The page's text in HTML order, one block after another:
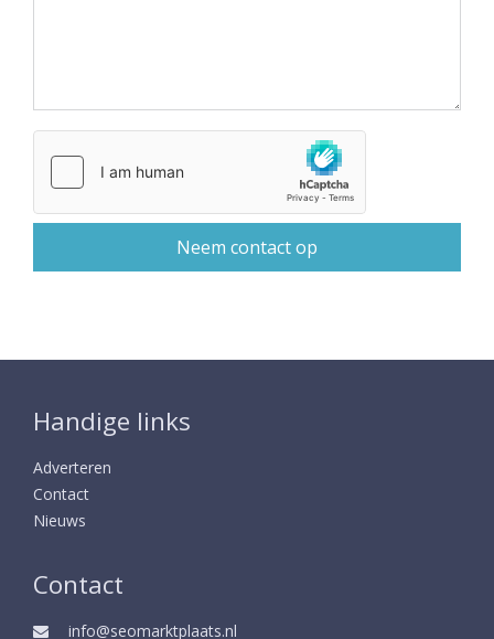
Handige links
Adverteren
Contact
Nieuws
Contact
info@seomarktplaats.nl